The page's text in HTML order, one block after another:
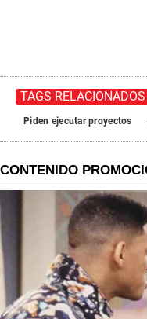
TAGS RELACIONADOS
Piden ejecutar proyectos